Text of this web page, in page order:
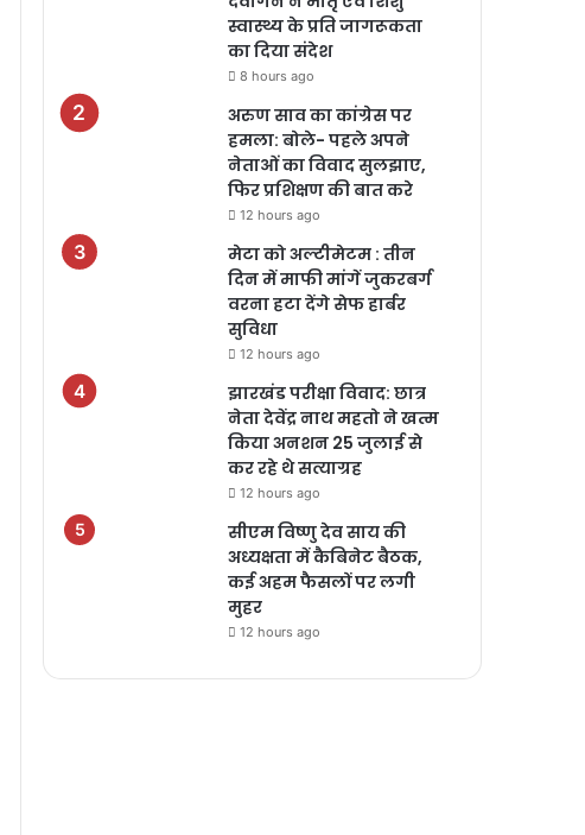
स्वास्थ्य के प्रति जागरूकता
का दिया संदेश
8 hours ago
अरुण साव का कांग्रेस पर
हमला: बोले- पहले अपने
नेताओं का विवाद सुलझाए,
फिर प्रशिक्षण की बात करे
12 hours ago
मेटा को अल्टीमेटम : तीन
दिन में माफी मांगें जुकरबर्ग
वरना हटा देंगे सेफ हार्बर
सुविधा
12 hours ago
झारखंड परीक्षा विवाद: छात्र
नेता देवेंद्र नाथ महतो ने खत्म
किया अनशन 25 जुलाई से
कर रहे थे सत्याग्रह
12 hours ago
सीएम विष्णु देव साय की
अध्यक्षता में कैबिनेट बैठक,
कई अहम फैसलों पर लगी
मुहर
12 hours ago